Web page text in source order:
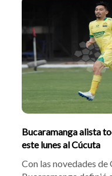
Batalla tras el tanto
criticó la falta de
confirmó que busca
plantel.
Bucaramanga alista
este lunes al Cúcuta
Con las novedades